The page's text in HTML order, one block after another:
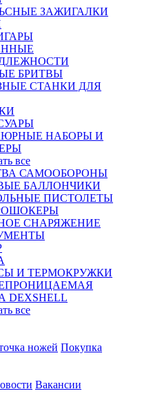
ЗАЖИГАЛКИ
БРИТВЫ
СТАНКИ ДЛЯ
НАБОРЫ И
все
САМООБОРОНЫ
БАЛЛОНЧИКИ
ПИСТОЛЕТЫ
СНАРЯЖЕНИЕ
И ТЕРМОКРУЖКИ
DEXSHELL
все
ножей Покупка
Вакансии